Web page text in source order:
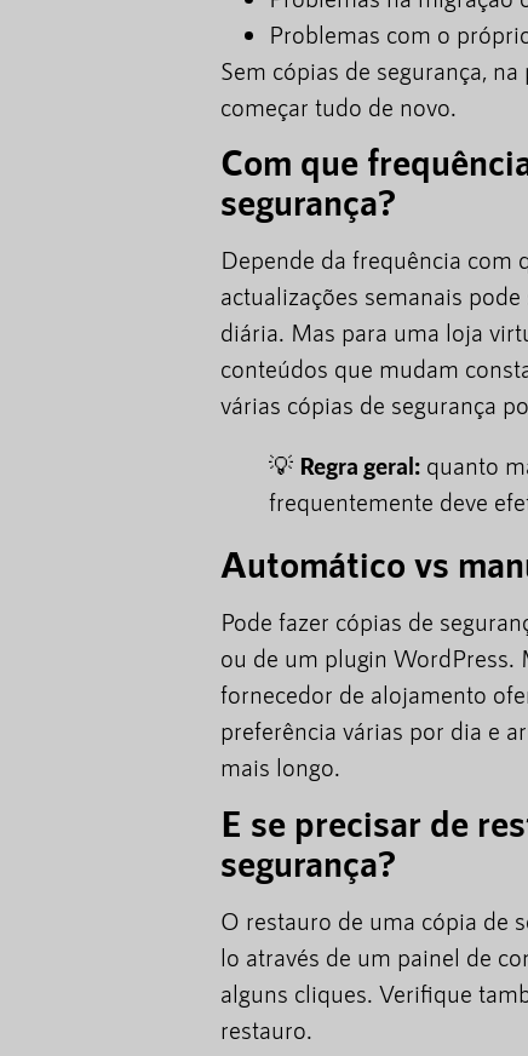
Problemas com o
Sem cópias de segurança,
começar tudo de novo.
Com que
segurança?
Depende da frequência com
actualizações semanais
diária. Mas para uma loja
conteúdos que mudam
várias cópias de segurança
💡 Regra geral: quanto
frequentemente deve
Automático vs
Pode fazer cópias de
ou de um plugin WordPress.
fornecedor de alojamento
preferência várias por dia e
mais longo.
E se precisar de
segurança?
O restauro de uma cópia de
lo através de um painel de
alguns cliques. Verifique
restauro.